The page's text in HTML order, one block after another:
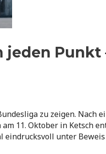
jeden Punkt
zu zeigen. Nach
11. Oktober in Ketsch
eindrucksvoll unter